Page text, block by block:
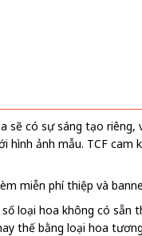
sẽ có sự sáng tạo
hình ảnh mẫu. TCF
miễn phí thiệp và
loại hoa không có sẵn
thế bằng loại hoa